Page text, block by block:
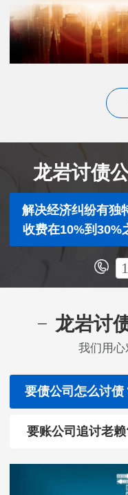
龙岩讨债
解决经济纠纷有独
收费在10%到30%
龙岩讨
我们用心
要债公司怎么讨债
要账公司追讨老